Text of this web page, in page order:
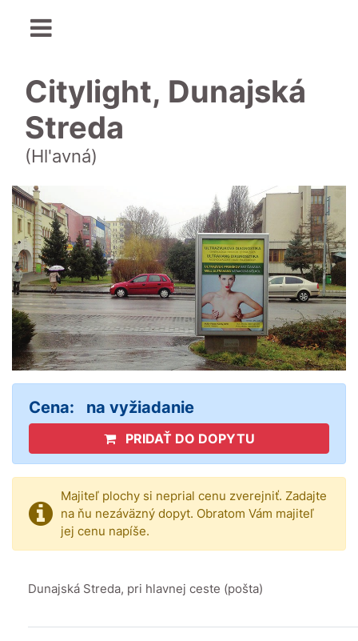
Citylight, Dunajská
Streda
(Hl'avná)
Cena: na vyžiadanie
PRIDAŤ DO DOPYTU
Majiteľ plochy si neprial cenu zverejniť. Zadajte
na ňu nezáväzný dopyt. Obratom Vám majiteľ
jej cenu napíše.
Dunajská Streda, pri hlavnej ceste (pošta)